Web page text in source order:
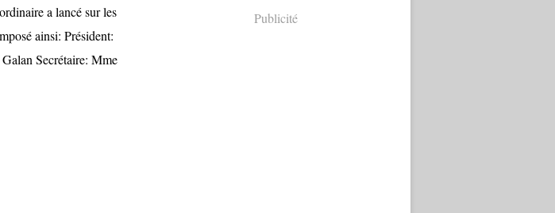
a lancé sur les
ainsi: Président:
Secrétaire: Mme
Publicité